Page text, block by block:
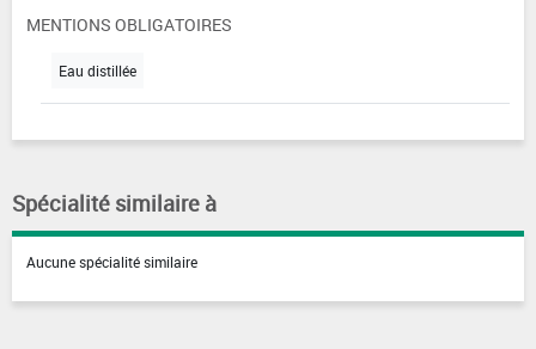
MENTIONS OBLIGATOIRES
Eau distillée
Spécialité similaire à
Aucune spécialité similaire